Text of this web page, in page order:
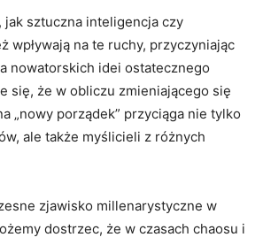
sztuczna inteligencja ⁤czy
wpływają na te ruchy, przyczyniając
nowatorskich idei ostatecznego
się, ‍że w obliczu zmieniającego się
„nowy porządek” przyciąga⁣ nie tylko​
ale także myślicieli z różnych
zjawisko millenarystyczne w
dostrzec, że w czasach chaosu i